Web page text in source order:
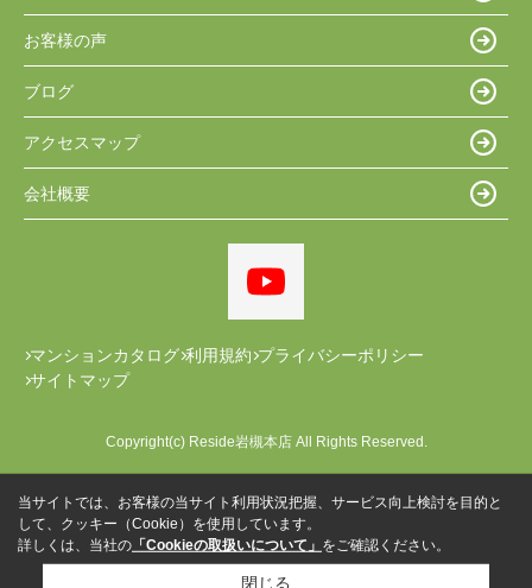
お客様の声
ブログ
アクセスマップ
会社概要
マンションカタログ 利用規約 プライバシーポリシー
サイトマップ
Copyright(c) Reside岩槻本店 All Rights Reserved.
当サイトでは、お客様の当サイト利用状況把握、サービス向上検討を目的と
して、クッキー（Cookie）を使用しています。
詳しくは、当社の 「Cookieの取扱いについて」 をご確認ください。
閉じる